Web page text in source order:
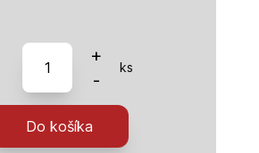
množstvo
Alkyton
RAL
oxidovaná
+
-
ks
Do košíka